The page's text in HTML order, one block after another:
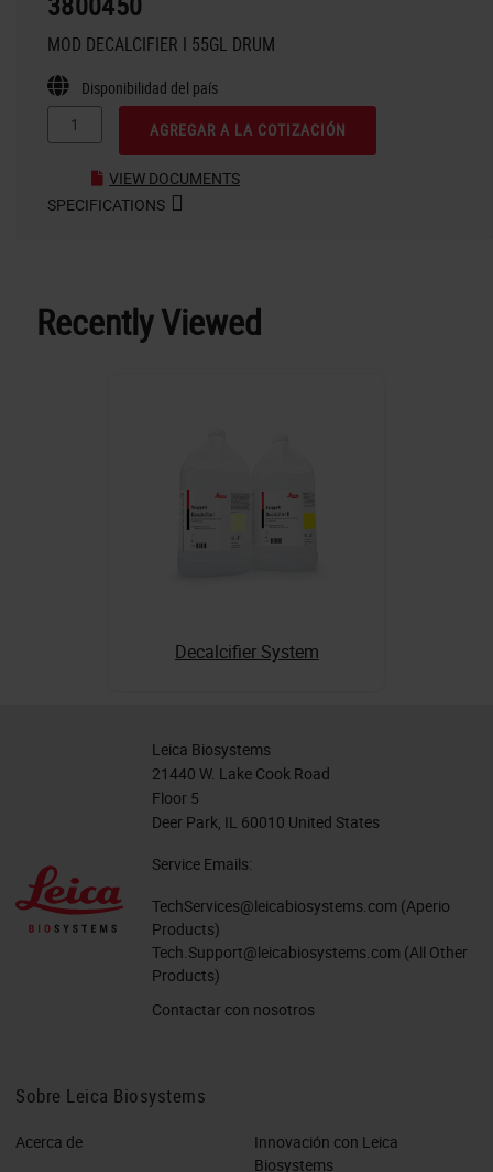
MOD DECALCIFIER I 55GL DRUM
Disponibilidad del país
AGREGAR A LA COTIZACIÓN
VIEW DOCUMENTS
SPECIFICATIONS
Recently Viewed
Decalcifier System
Leica Biosystems
21440 W. Lake Cook Road
Floor 5
Deer Park, IL 60010 United States
Service Emails:
TechServices@leicabiosystems.com (Aperio
Products)
Tech.Support@leicabiosystems.com (All Other
Products)
Contactar con nosotros
Sobre Leica Biosystems
Acerca de
Innovación con Leica
Biosystems